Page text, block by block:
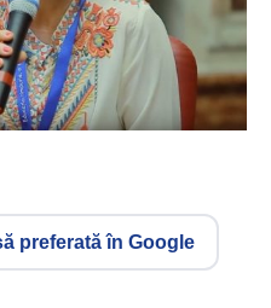
preferată în Google